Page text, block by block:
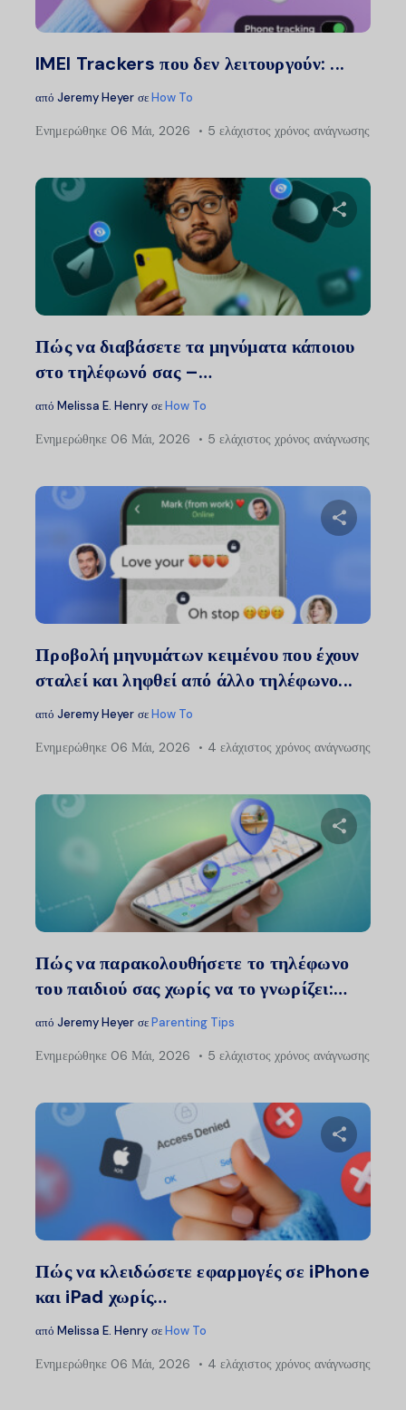
IMEI Trackers που δεν λειτουργούν: ...
από Jeremy Heyer σεHow To
Ενημερώθηκε 06 Μάι, 2026 5 ελάχιστος χρόνος ανάγνωσης
Πώς να διαβάσετε τα μηνύματα κάποιου
στο τηλέφωνό σας –…
από Melissa E. Henry σεHow To
Ενημερώθηκε 06 Μάι, 2026 5 ελάχιστος χρόνος ανάγνωσης
Προβολή μηνυμάτων κειμένου που έχουν
σταλεί και ληφθεί από άλλο τηλέφωνο...
από Jeremy Heyer σεHow To
Ενημερώθηκε 06 Μάι, 2026 4 ελάχιστος χρόνος ανάγνωσης
Πώς να παρακολουθήσετε το τηλέφωνο
του παιδιού σας χωρίς να το γνωρίζει:…
από Jeremy Heyer σεParenting Tips
Ενημερώθηκε 06 Μάι, 2026 5 ελάχιστος χρόνος ανάγνωσης
Πώς να κλειδώσετε εφαρμογές σε iPhone
και iPad χωρίς…
από Melissa E. Henry σεHow To
Ενημερώθηκε 06 Μάι, 2026 4 ελάχιστος χρόνος ανάγνωσης